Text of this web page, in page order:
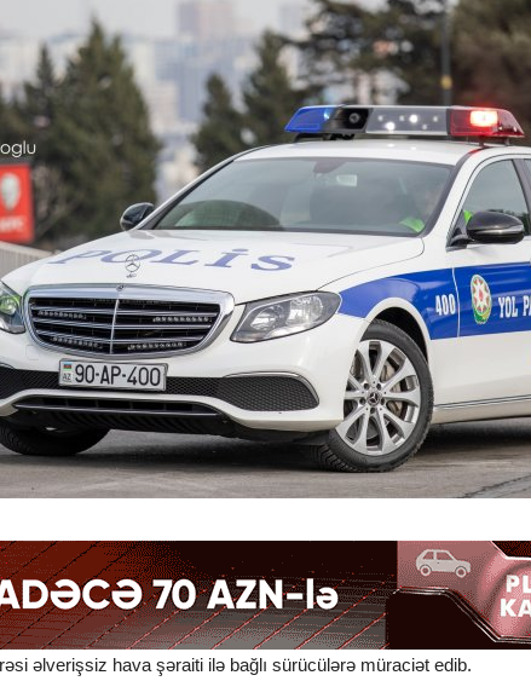
əlverişsiz hava şəraiti ilə bağlı sürücülərə müraciət edib.